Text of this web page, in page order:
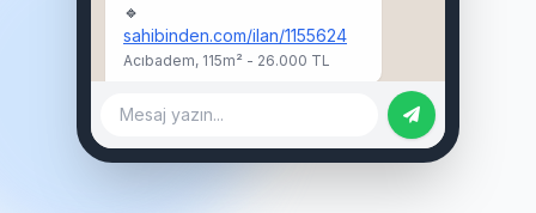
🔹
sahibinden.com/ilan/1155624
Acıbadem, 115m² - 26.000 TL
Mesaj yazın...